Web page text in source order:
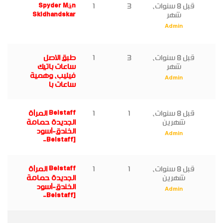
Spyder Män
Skidhandskar
1 3
قبل 8 سنوات،
شهر
Admin
طبق الاصل
ساعات باتيك
فيليب، وهمية
ساعات با
1 3
قبل 8 سنوات،
شهر
Admin
Belstaff المرأة
الجديدة حمامة
الخندق-أسود
[Belstaff-
1 1
قبل 8 سنوات،
شهرين
Admin
Belstaff المرأة
الجديدة حمامة
الخندق-أسود
[Belstaff-
1 1
قبل 8 سنوات،
شهرين
Admin